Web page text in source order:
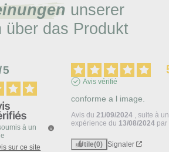
unserer
über das Produkt
5
à un
sur ce site
Avis vérifié
conforme a l image.
Avis du21/09/2024
, suite à
expérience du 13/08/2024 par
Utile(0) Signaler